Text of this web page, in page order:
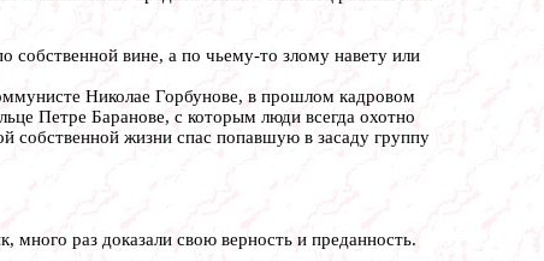
вине, а по чьему-то злому навету или
Николае Горбунове, в прошлом кадровом
Петре Баранове, с которым люди всегда охотно
собственной жизни спас попавшую в засаду группу
раз доказали свою верность и преданность.